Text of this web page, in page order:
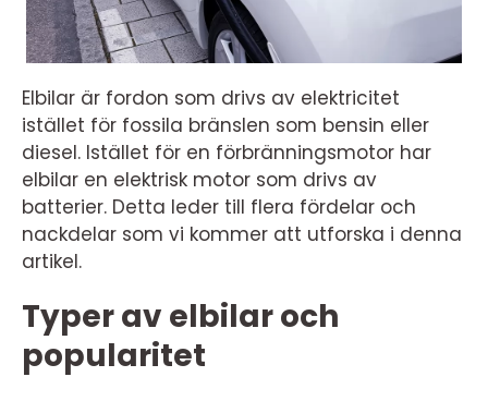
Elbilar är fordon som drivs av elektricitet
istället för fossila bränslen som bensin eller
diesel. Istället för en förbränningsmotor har
elbilar en elektrisk motor som drivs av
batterier. Detta leder till flera fördelar och
nackdelar som vi kommer att utforska i denna
artikel.
Typer av elbilar och
popularitet